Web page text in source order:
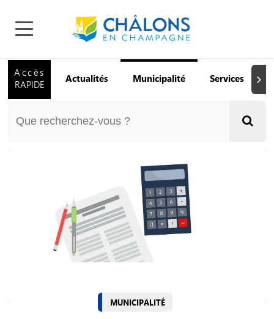
Accès
RAPIDE
Actualités Municipalité Services
MUNICIPALITÉ